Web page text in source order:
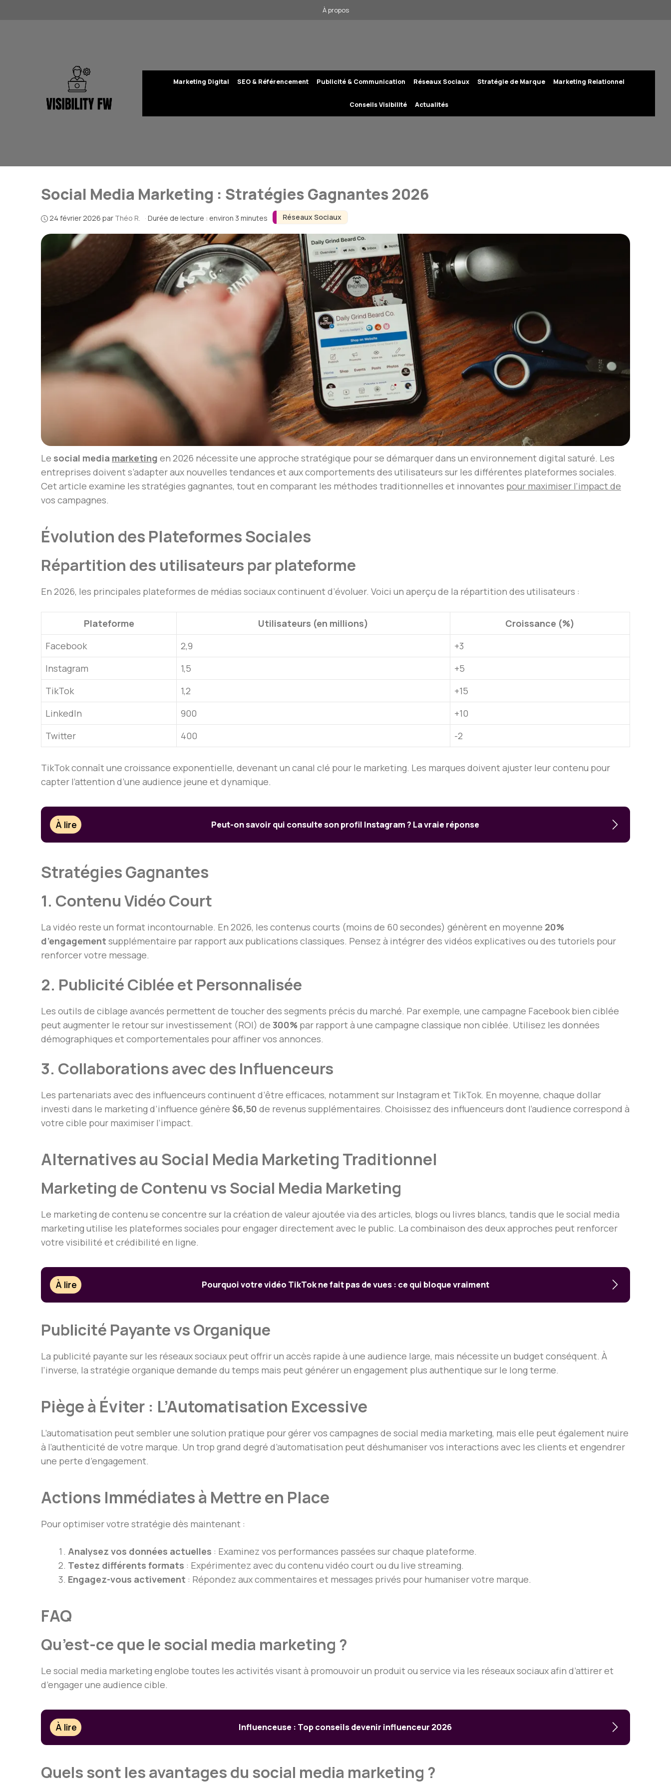
À propos
Marketing Digital SEO & Référencement Publicité & Communication Réseaux Sociaux Stratégie de Marque Marketing Relationnel
Conseils Visibilité Actualités
Réseaux Sociaux
Social Media Marketing : Stratégies Gagnantes 2026
24 février 2026 par Théo R. · Durée de lecture : environ 3 minutes
Le social media marketing en 2026 nécessite une approche stratégique pour se démarquer dans un environnement digital saturé. Les
entreprises doivent s’adapter aux nouvelles tendances et aux comportements des utilisateurs sur les différentes plateformes sociales.
Cet article examine les stratégies gagnantes, tout en comparant les méthodes traditionnelles et innovantes pour maximiser l’impact de
vos campagnes.
Évolution des Plateformes Sociales
Répartition des utilisateurs par plateforme
En 2026, les principales plateformes de médias sociaux continuent d’évoluer. Voici un aperçu de la répartition des utilisateurs :
Plateforme Utilisateurs (en millions)
Croissance (%)
Facebook
2,9
+3
Instagram
1,5
+5
TikTok
1,2
+15
LinkedIn
900
+10
Twitter
400 -2
TikTok connaît une croissance exponentielle, devenant un canal clé pour le marketing. Les marques doivent ajuster leur contenu pour
capter l’attention d’une audience jeune et dynamique.
À lire Peut-on savoir qui consulte son profil Instagram ? La vraie réponse
Stratégies Gagnantes
1. Contenu Vidéo Court
La vidéo reste un format incontournable. En 2026, les contenus courts (moins de 60 secondes) génèrent en moyenne 20%
d’engagement supplémentaire par rapport aux publications classiques. Pensez à intégrer des vidéos explicatives ou des tutoriels pour
renforcer votre message.
2. Publicité Ciblée et Personnalisée
Les outils de ciblage avancés permettent de toucher des segments précis du marché. Par exemple, une campagne Facebook bien ciblée
peut augmenter le retour sur investissement (ROI) de 300% par rapport à une campagne classique non ciblée. Utilisez les données
démographiques et comportementales pour affiner vos annonces.
3. Collaborations avec des Influenceurs
Les partenariats avec des influenceurs continuent d’être efficaces, notamment sur Instagram et TikTok. En moyenne, chaque dollar
investi dans le marketing d’influence génère $6,50 de revenus supplémentaires. Choisissez des influenceurs dont l’audience correspond à
votre cible pour maximiser l’impact.
Alternatives au Social Media Marketing Traditionnel
Marketing de Contenu vs Social Media Marketing
Le marketing de contenu se concentre sur la création de valeur ajoutée via des articles, blogs ou livres blancs, tandis que le social media
marketing utilise les plateformes sociales pour engager directement avec le public. La combinaison des deux approches peut renforcer
votre visibilité et crédibilité en ligne.
À lire Pourquoi votre vidéo TikTok ne fait pas de vues : ce qui bloque vraiment
Publicité Payante vs Organique
La publicité payante sur les réseaux sociaux peut offrir un accès rapide à une audience large, mais nécessite un budget conséquent. À
l’inverse, la stratégie organique demande du temps mais peut générer un engagement plus authentique sur le long terme.
Piège à Éviter : L’Automatisation Excessive
L’automatisation peut sembler une solution pratique pour gérer vos campagnes de social media marketing, mais elle peut également nuire
à l’authenticité de votre marque. Un trop grand degré d’automatisation peut déshumaniser vos interactions avec les clients et engendrer
une perte d’engagement.
Actions Immédiates à Mettre en Place
Pour optimiser votre stratégie dès maintenant :
Analysez vos données actuelles : Examinez vos performances passées sur chaque plateforme.
Testez différents formats : Expérimentez avec du contenu vidéo court ou du live streaming.
Engagez-vous activement : Répondez aux commentaires et messages privés pour humaniser votre marque.
FAQ
Qu’est-ce que le social media marketing ?
Le social media marketing englobe toutes les activités visant à promouvoir un produit ou service via les réseaux sociaux afin d’attirer et
d’engager une audience cible.
À lire Influenceuse : Top conseils devenir influenceur 2026
Quels sont les avantages du social media marketing ?